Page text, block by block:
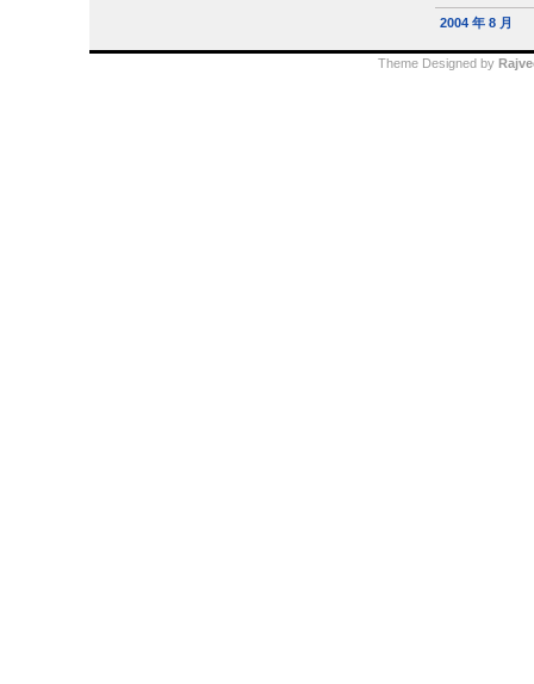
2004 年 8 月
Theme Designed by